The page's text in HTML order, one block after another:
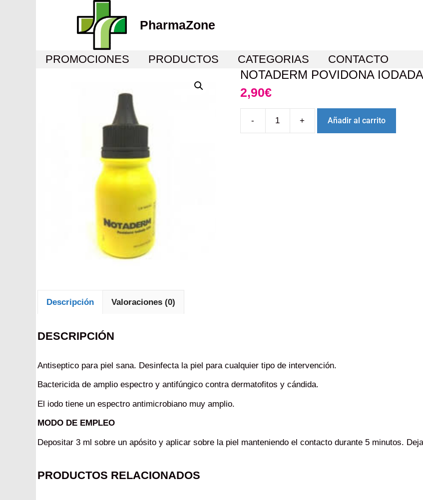
PharmaZone
PROMOCIONES PRODUCTOS CATEGORIAS CONTACTO
NOTADERM POVIDONA
2,90€
- + Añadir al carrito
Descripción Valoraciones (0)
DESCRIPCIÓN
Antiseptico para piel sana. Desinfecta la piel para cualquier tipo de intervención.
Bactericida de amplio espectro y antifúngico contra dermatofitos y cándida.
El iodo tiene un espectro antimicrobiano muy amplio.
MODO DE EMPLEO
Depositar 3 ml sobre un apósito y aplicar sobre la piel manteniendo el contacto durante 5 minutos.
PRODUCTOS RELACIONADOS